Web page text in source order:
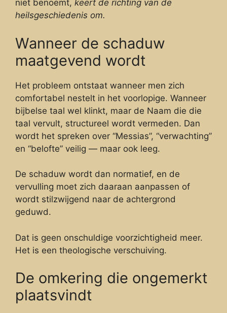
niet benoemt, keert de richting van de
heilsgeschiedenis om.
Wanneer de schaduw
maatgevend wordt
Het probleem ontstaat wanneer men zich
comfortabel nestelt in het voorlopige. Wanneer
bijbelse taal wel klinkt, maar de Naam die die
taal vervult, structureel wordt vermeden. Dan
wordt het spreken over “Messias”, “verwachting”
en “belofte” veilig — maar ook leeg.
De schaduw wordt dan normatief, en de
vervulling moet zich daaraan aanpassen of
wordt stilzwijgend naar de achtergrond
geduwd.
Dat is geen onschuldige voorzichtigheid meer.
Het is een theologische verschuiving.
De omkering die ongemerkt
plaatsvindt